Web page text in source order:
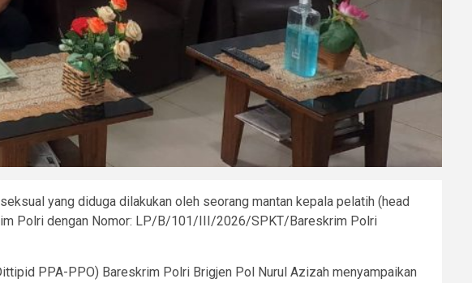
yang diduga dilakukan oleh seorang mantan kepala pelatih (head
Polri dengan Nomor: LP/B/101/III/2026/SPKT/Bareskrim Polri
PPA-PPO) Bareskrim Polri Brigjen Pol Nurul Azizah menyampaikan